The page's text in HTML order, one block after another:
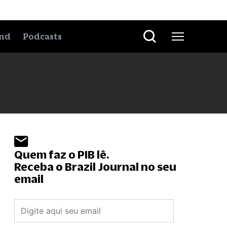
Podcasts
Quem faz o PIB lê.
Receba o Brazil Journal no seu
email